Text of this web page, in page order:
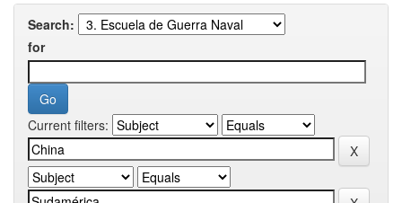
Search:
for
Current filters: